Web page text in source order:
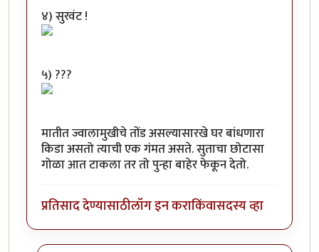
४) सुरवंट !
५) ???
मातीत ज्वालामुखीचे तोंड असल्यासारखे घर बांधणारा
किडा असतो त्याची एक गंमत असते. सुताचा छोटासा
गोळा आत टाकला तर तो पुन्हा बाहेर फेकून देतो.
प्रतिसाद देण्यासाठीलॉग इन कराकिंवासदस्य व्हा